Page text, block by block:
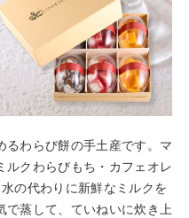
るわらび餅の手土産です。マ
ルクわらびもち・カフェオレ
の代わりに新鮮なミルクを
で蒸して、ていねいに炊き上